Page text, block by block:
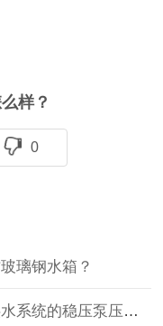
样？
0
璃钢水箱？
下一篇：焦作建筑工地消防水箱供水系统的稳压泵压力异常的原因有哪些？